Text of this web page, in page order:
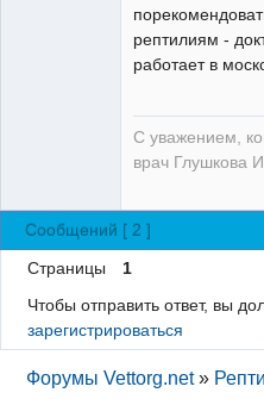
рептилиям -
работает в
С уважением,
врач Глушкова
Сообщений [ 2 ]
Страницы
1
Чтобы отправить ответ, вы
зарегистрироваться
Форумы Vettorg.net »